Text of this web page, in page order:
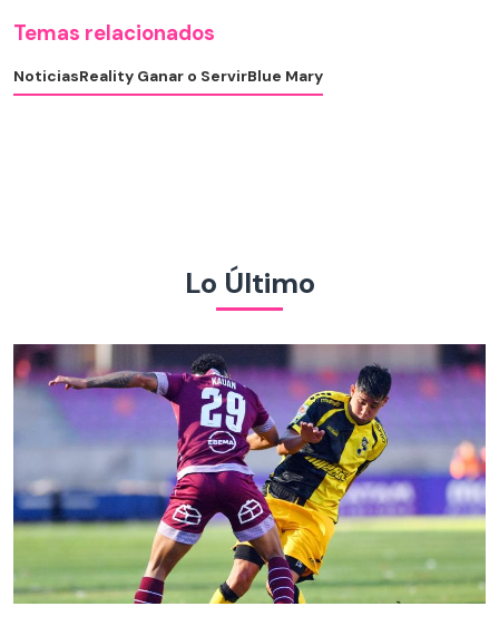
Temas relacionados
NoticiasReality Ganar o ServirBlue Mary
Lo Último